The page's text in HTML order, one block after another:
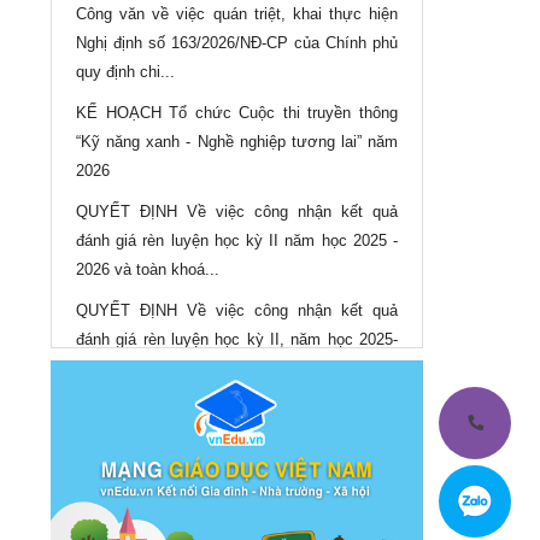
Công văn về việc quán triệt, khai thực hiện
Nghị định số 163/2026/NĐ-CP của Chính phủ
quy định chi...
KẾ HOẠCH Tổ chức Cuộc thi truyền thông
“Kỹ năng xanh - Nghề nghiệp tương lai” năm
2026
QUYẾT ĐỊNH Về việc công nhận kết quả
đánh giá rèn luyện học kỳ II năm học 2025 -
2026 và toàn khoá...
QUYẾT ĐỊNH Về việc công nhận kết quả
đánh giá rèn luyện học kỳ II, năm học 2025-
QUYẾT ĐỊNH Về việc công nhận và cấp bằng
tốt nghiệp cho học sinh, sinh viên trình độ
trung cấp, cao...
QUYẾT ĐỊNH Điều chỉnh mức thu học phí